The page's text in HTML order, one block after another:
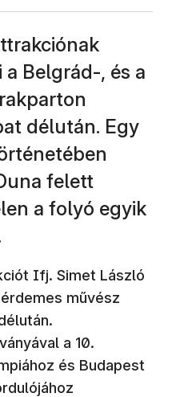
Belgrád-, és a
délután. Egy
felett
a folyó egyik
Ifj. Simet László
művész
a 10.
és Budapest